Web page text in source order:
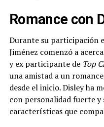
Romance con
Durante su participación
Jiménez comenzó a
y ex participante de Top
una amistad a un
desde el inicio. Disley ha
con personalidad fuerte y
características que